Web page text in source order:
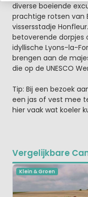
diverse boeiende
prachtige rotsen van
vissersstadje
betoverende dorpjes
idyllische Lyons-la-
brengen aan de
die op de UNESCO
Tip: Bij een bezoek
een jas of vest mee
hier vaak wat koeler
Vergelijkbare
Klein & Groen